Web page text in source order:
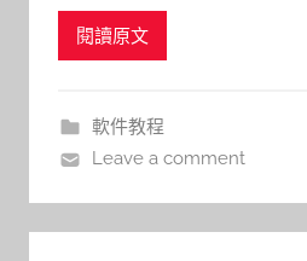
閱讀原文
軟件教程
Leave a comment